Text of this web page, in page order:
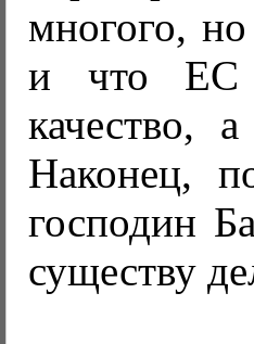
многого,
и что ЕС
качество,
Наконец,
господин
существу